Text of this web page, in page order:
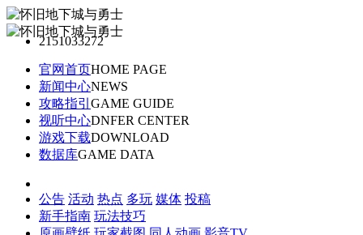
2151033272
官网首页HOME PAGE
新闻中心NEWS
攻略指引GAME GUIDE
视听中心DNFER CENTER
游戏下载DOWNLOAD
数据库GAME DATA
公告 活动 热点 多玩 媒体 投稿
新手指南 玩法技巧
原画壁纸 玩家截图 同人动画 影音TV